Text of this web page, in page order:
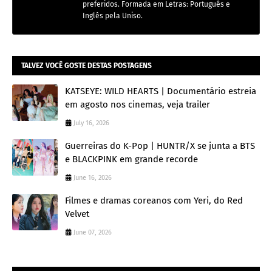
preferidos. Formada em Letras: Português e
Inglês pela Uniso.
TALVEZ VOCÊ GOSTE DESTAS POSTAGENS
KATSEYE: WILD HEARTS | Documentário estreia
em agosto nos cinemas, veja trailer
July 16, 2026
Guerreiras do K-Pop | HUNTR/X se junta a BTS
e BLACKPINK em grande recorde
June 16, 2026
Filmes e dramas coreanos com Yeri, do Red
Velvet
June 07, 2026